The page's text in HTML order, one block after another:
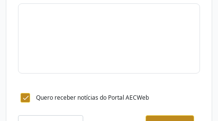
Quero receber notícias do Portal AECWeb